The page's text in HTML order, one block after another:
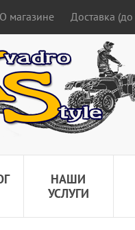
О магазине Доставка
НАШИ
УСЛУГИ